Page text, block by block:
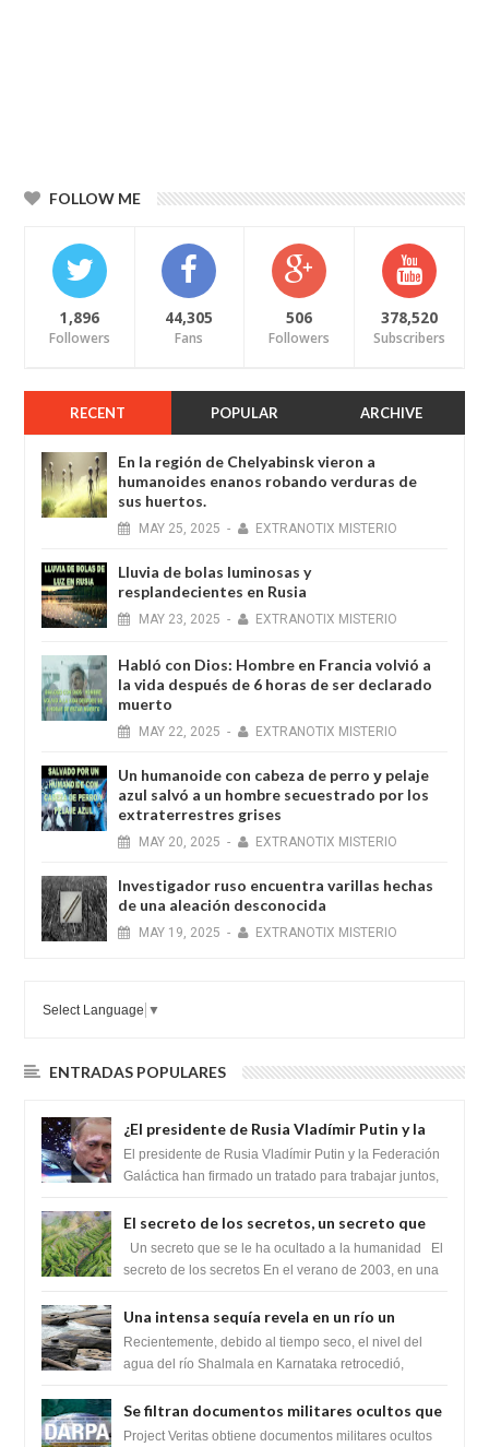
FOLLOW ME
1,896
Followers
44,305
Fans
506
Followers
378,520
Subscribers
RECENT POPULAR ARCHIVE
En la región de Chelyabinsk vieron a
humanoides enanos robando verduras de
sus huertos.
MAY 25, 2025 - EXTRANOTIX MISTERIO
Lluvia de bolas luminosas y
resplandecientes en Rusia
MAY 23, 2025 - EXTRANOTIX MISTERIO
Habló con Dios: Hombre en Francia volvió a
la vida después de 6 horas de ser declarado
muerto
MAY 22, 2025 - EXTRANOTIX MISTERIO
Un humanoide con cabeza de perro у pelaje
azul salvó a un hombre secuestrado por los
extraterrestres grises
MAY 20, 2025 - EXTRANOTIX MISTERIO
Investigador ruso encuentra varillas hechas
de una aleación desconocida
MAY 19, 2025 - EXTRANOTIX MISTERIO
Select Language ▼
ENTRADAS POPULARES
¿El presidente de Rusia Vladímir Putin y la
Federación Galactica han firmado un
tratado para acabar con los Sionistas?
El presidente de Rusia Vladímir Putin y la Federación
Galáctica han firmado un tratado para trabajar juntos,
El secreto de los secretos, un secreto que
cambiaría por completo el destino de la
humanidad
Un secreto que se le ha ocultado a la humanidad El
secreto de los secretos En el verano de 2003, en una
Una intensa sequía revela en un río un
impresionante hallazgo de miles de Shiva
Lingas
Recientemente, debido al tiempo seco, el nivel del
agua del río Shalmala en Karnataka retrocedió,
Se filtran documentos militares ocultos que
muestran la intención de los NIH de crear el
Project Veritas obtiene documentos militares ocultos